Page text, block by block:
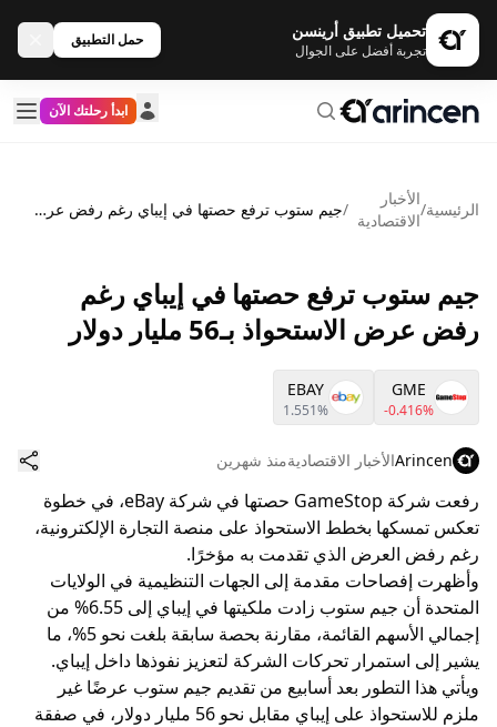
تحميل تطبيق أرينسن
تجربة أفضل على الجوال
حمل التطبيق
ابدأ رحلتك الآن
الرئيسية/
الأخبار
الاقتصادية
/ جيم ستوب ترفع حصتها في إيباي رغم رفض عرض الاستحواذ بـ56 مليار دولار
جيم ستوب ترفع حصتها في إيباي رغم
رفض عرض الاستحواذ بـ56 مليار دولار
GME
-0.416%
EBAY
1.551%
Arincenالأخبار الاقتصاديةمنذ شهرين
رفعت شركة GameStop حصتها في شركة eBay، في خطوة
تعكس تمسكها بخطط الاستحواذ على منصة التجارة الإلكترونية،
رغم رفض العرض الذي تقدمت به مؤخرًا.
وأظهرت إفصاحات مقدمة إلى الجهات التنظيمية في الولايات
المتحدة أن جيم ستوب زادت ملكيتها في إيباي إلى 6.55% من
إجمالي الأسهم القائمة، مقارنة بحصة سابقة بلغت نحو 5%، ما
يشير إلى استمرار تحركات الشركة لتعزيز نفوذها داخل إيباي.
ويأتي هذا التطور بعد أسابيع من تقديم جيم ستوب عرضًا غير
ملزم للاستحواذ على إيباي مقابل نحو 56 مليار دولار، في صفقة